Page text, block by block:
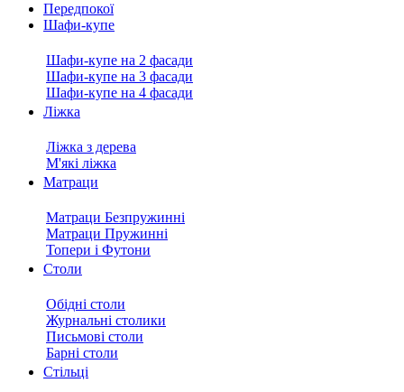
Передпокої
Шафи-купе
Шафи-купе на 2 фасади
Шафи-купе на 3 фасади
Шафи-купе на 4 фасади
Ліжка
Ліжка з дерева
М'які ліжка
Матраци
Матраци Безпружинні
Матраци Пружинні
Топери і Футони
Столи
Обідні столи
Журнальні столики
Письмові столи
Барні столи
Стільці